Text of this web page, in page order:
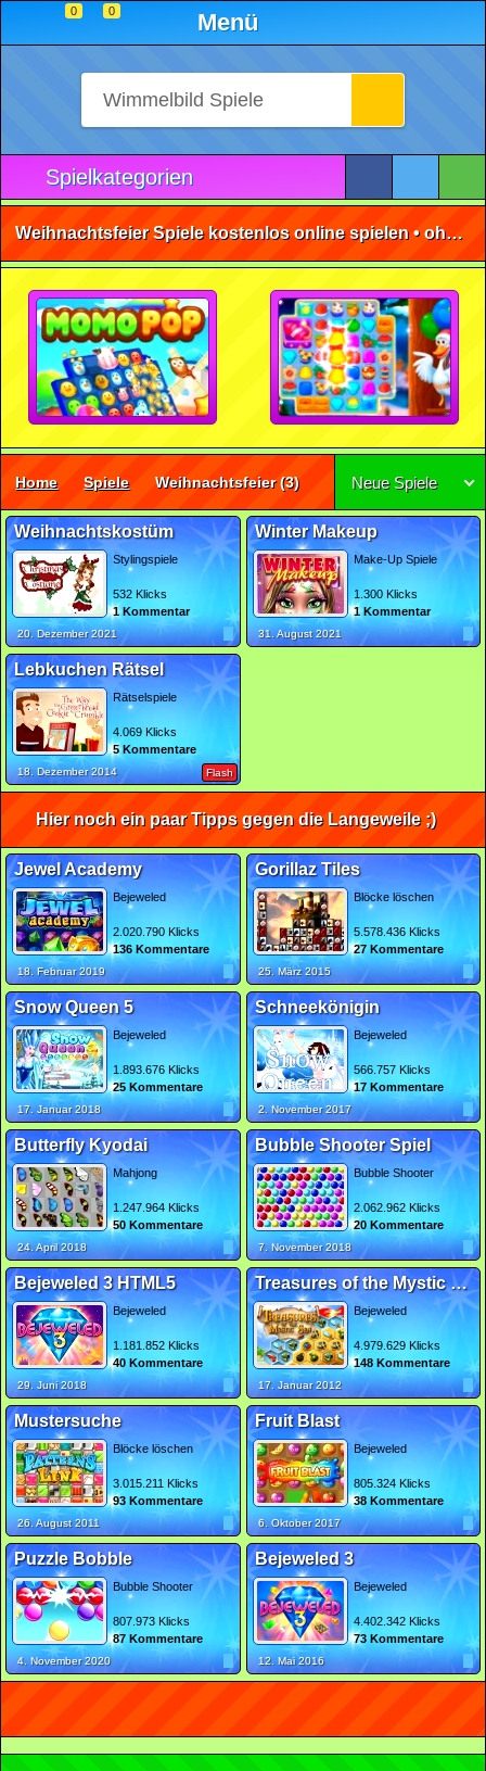
0 0 Menü
Spielkategorien
Weihnachtsfeier Spiele kostenlos online spielen • ohne Anmeldung 🕹️
Home Spiele Weihnachtsfeier(3) Neue Spiele
Weihnachtskostüm
Stylingspiele
532 Klicks
1 Kommentar
20. Dezember 2021
Winter Makeup
Make-Up Spiele
1.300 Klicks
1 Kommentar
31. August 2021
Lebkuchen Rätsel
Rätselspiele
4.069 Klicks
5 Kommentare
18. Dezember 2014 Flash
Hier noch ein paar Tipps gegen die Langeweile ;)
Jewel Academy
Bejeweled
2.020.790 Klicks
136 Kommentare
18. Februar 2019
Gorillaz Tiles
Blöcke löschen
5.578.436 Klicks
27 Kommentare
25. März 2015
Snow Queen 5
Bejeweled
1.893.676 Klicks
25 Kommentare
17. Januar 2018
Schneekönigin
Bejeweled
566.757 Klicks
17 Kommentare
2. November 2017
Butterfly Kyodai
Mahjong
1.247.964 Klicks
50 Kommentare
24. April 2018
Bubble Shooter Spiel
Bubble Shooter
2.062.962 Klicks
20 Kommentare
7. November 2018
Bejeweled 3 HTML5
Bejeweled
1.181.852 Klicks
40 Kommentare
29. Juni 2018
Treasures of the Mystic Sea
Bejeweled
4.979.629 Klicks
148 Kommentare
17. Januar 2012
Mustersuche
Blöcke löschen
3.015.211 Klicks
93 Kommentare
26. August 2011
Fruit Blast
Bejeweled
805.324 Klicks
38 Kommentare
6. Oktober 2017
Puzzle Bobble
Bubble Shooter
807.973 Klicks
87 Kommentare
4. November 2020
Bejeweled 3
Bejeweled
4.402.342 Klicks
73 Kommentare
12. Mai 2016